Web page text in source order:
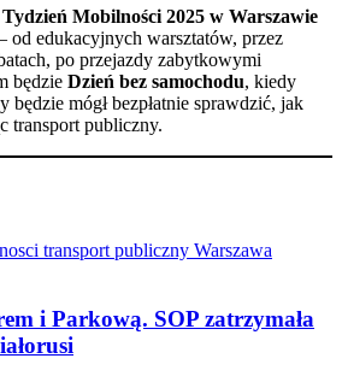
Mobilności 2025 w Warszawie
od edukacyjnych warsztatów, przez
po przejazdy zabytkowymi
będzie Dzień bez samochodu, kiedy
będzie mógł bezpłatnie sprawdzić, jak
transport publiczny.
transport publiczny Warszawa
i Parkową. SOP zatrzymała